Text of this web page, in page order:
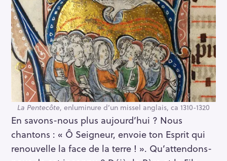
La Pentecôte, enluminure d’un missel anglais, ca 1310-1320
En savons-nous plus aujourd’hui ? Nous
chantons : « Ô Seigneur, envoie ton Esprit qui
renouvelle la face de la terre ! ». Qu’attendons-